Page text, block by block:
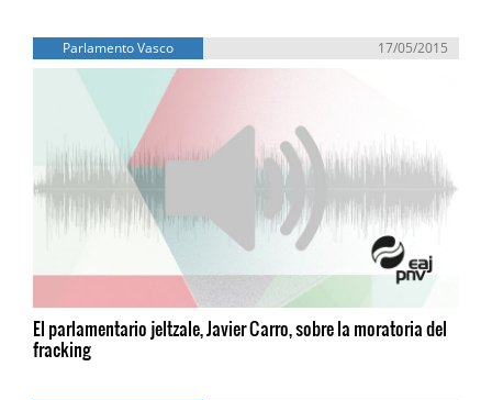
Parlamento Vasco 17/05/2015
El parlamentario jeltzale, Javier Carro, sobre la moratoria del
fracking